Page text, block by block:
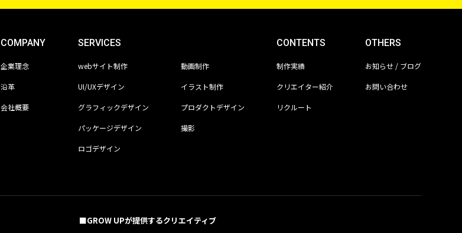
COMPANY
企業理念
沿革
会社概要
SERVICES
webサイト制作
UI/UXデザイン
グラフィックデザイン
パッケージデザイン
ロゴデザイン
動画制作
イラスト制作
プロダクトデザイン
撮影
CONTENTS
制作実績
クリエイター紹介
リクルート
OTHERS
お知らせ / ブログ
お問い合わせ
■GROW UPが提供するクリエイティブ